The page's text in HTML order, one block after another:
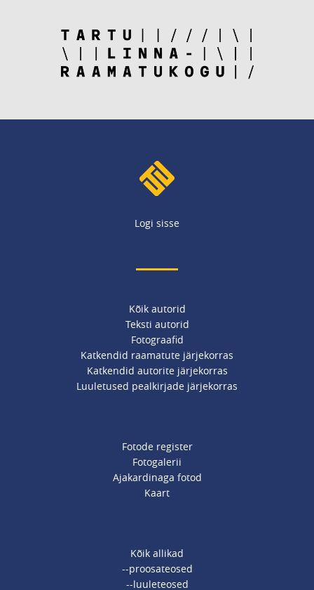
Logi sisse
Kõik autorid
Teksti autorid
Fotograafid
Katkendid raamatute järjekorras
Katkendid autorite järjekorras
Luuletused pealkirjade järjekorras
Fotode register
Fotogalerii
Ajakardinaga fotod
Kaart
Kõik allikad
--proosateosed
--luuleteosed